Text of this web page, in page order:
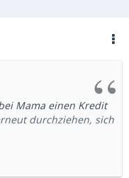
Mama einen Kredit
durchziehen, sich